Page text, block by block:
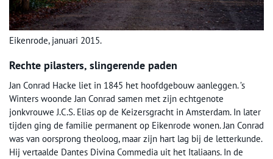
Eikenrode, januari 2015.
Rechte pilasters, slingerende paden
Jan Conrad Hacke liet in 1845 het hoofdgebouw aanleggen. ’s
Winters woonde Jan Conrad samen met zijn echtgenote
jonkvrouwe J.C.S. Elias op de Keizersgracht in Amsterdam. In later
tijden ging de familie permanent op Eikenrode wonen. Jan Conrad
was van oorsprong theoloog, maar zijn hart lag bij de letterkunde.
Hij vertaalde Dantes Divina Commedia uit het Italiaans. In de